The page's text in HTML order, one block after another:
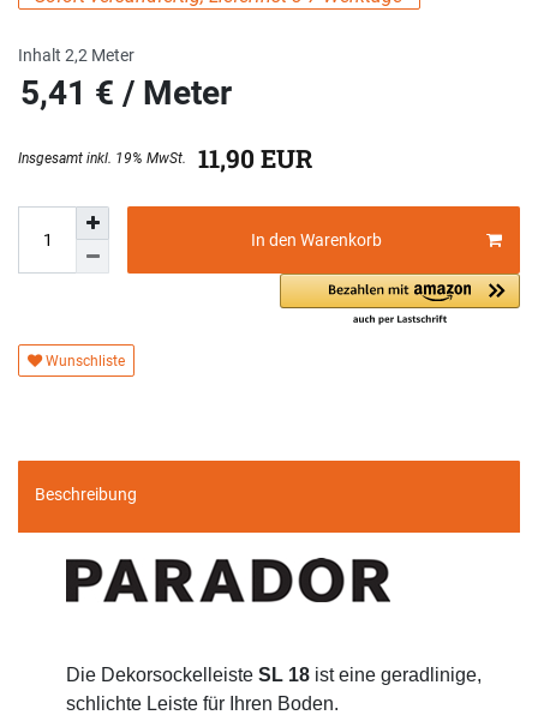
11,90 EUR
Inhalt 2,2 Meter
5,41 € / Meter
In den Warenkorb
Wunschliste
Beschreibung
Die Dekorsockelleiste SL 18 ist eine geradlinige,
schlichte Leiste für Ihren Boden.